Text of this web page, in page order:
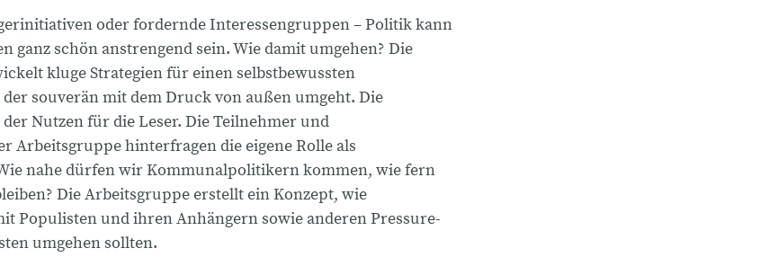
oder fordernde Interessengruppen – Politik kann
ganz schön anstrengend sein. Wie damit umgehen? Die
kluge Strategien für einen selbstbewussten
souverän mit dem Druck von außen umgeht. Die
Nutzen für die Leser. Die Teilnehmer und
Arbeitsgruppe hinterfragen die eigene Rolle als
nahe dürfen wir Kommunalpolitikern kommen, wie fern
Die Arbeitsgruppe erstellt ein Konzept, wie
Populisten und ihren Anhängern sowie anderen Pressure-
umgehen sollten.